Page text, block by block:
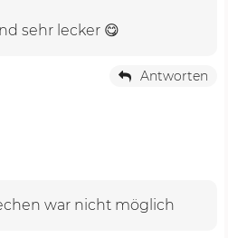
sehr lecker 😋
Antworten
war nicht möglich